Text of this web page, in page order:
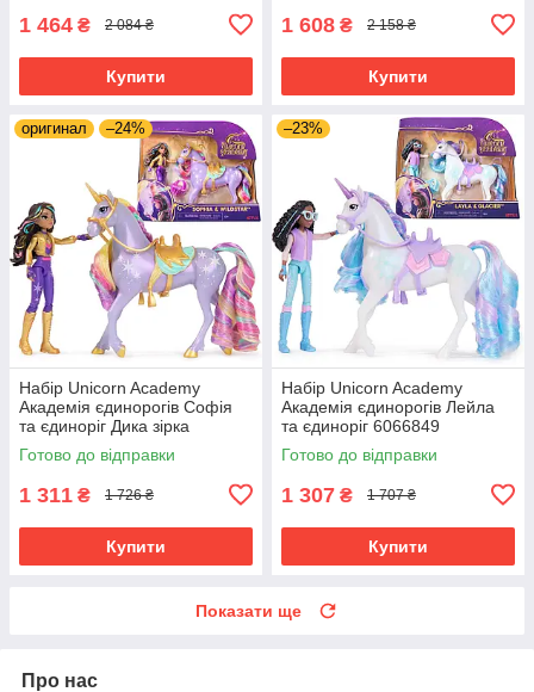
1 464 ₴ 2 084 ₴
Купити
1 608 ₴ 2 158 ₴
Купити
оригинал –24%
Набір Unicorn Academy
Академія єдинорогів Софія
та єдиноріг Дика зірка
6066838
Готово до відправки
1 311 ₴ 1 726 ₴
Купити
–23%
Набір Unicorn Academy
Академія єдинорогів Лейла
та єдиноріг 6066849
Готово до відправки
1 307 ₴ 1 707 ₴
Купити
Показати ще
Про нас